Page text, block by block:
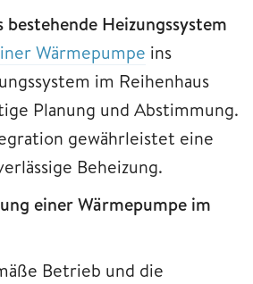
Heizungssystem
Wärmepumpe ins
im Reihenhaus
Planung und Abstimmung.
gewährleistet eine
Beheizung.
einer Wärmepumpe im
Betrieb und die